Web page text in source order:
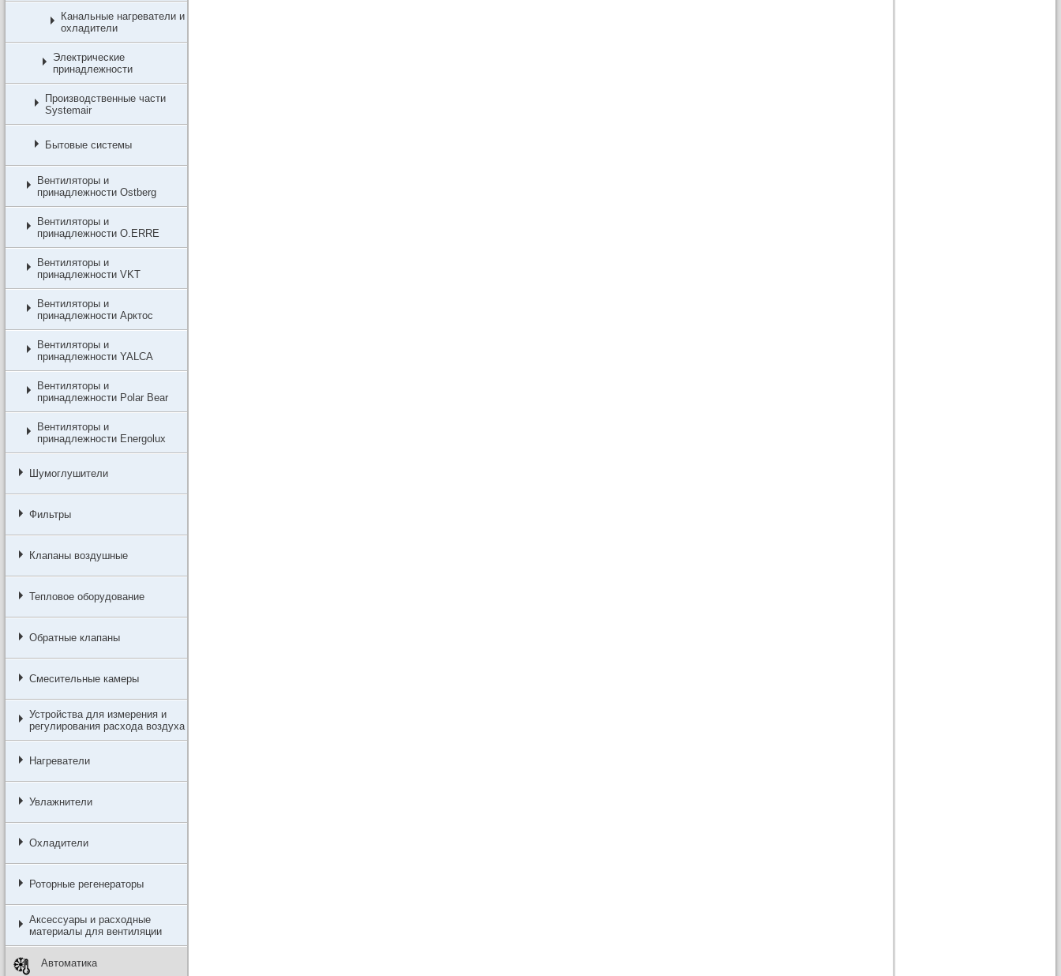
Канальные нагреватели и
охладители
Электрические
принадлежности
Производственные части
Systemair
Бытовые системы
Вентиляторы и
принадлежности Ostberg
Вентиляторы и
принадлежности O.ERRE
Вентиляторы и
принадлежности VKT
Вентиляторы и
принадлежности Арктос
Вентиляторы и
принадлежности YALCA
Вентиляторы и
принадлежности Polar Bear
Вентиляторы и
принадлежности Energolux
Шумоглушители
Фильтры
Клапаны воздушные
Тепловое оборудование
Обратные клапаны
Смесительные камеры
Устройства для измерения и
регулирования расхода воздуха
Нагреватели
Увлажнители
Охладители
Роторные регенераторы
Аксессуары и расходные
материалы для вентиляции
Автоматика